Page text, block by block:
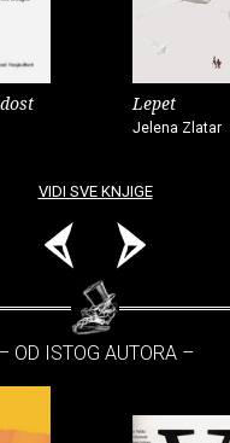
Lepet
Jelena Zlatar
VIDI SVE KNJIGE
– OD ISTOG AUTORA –